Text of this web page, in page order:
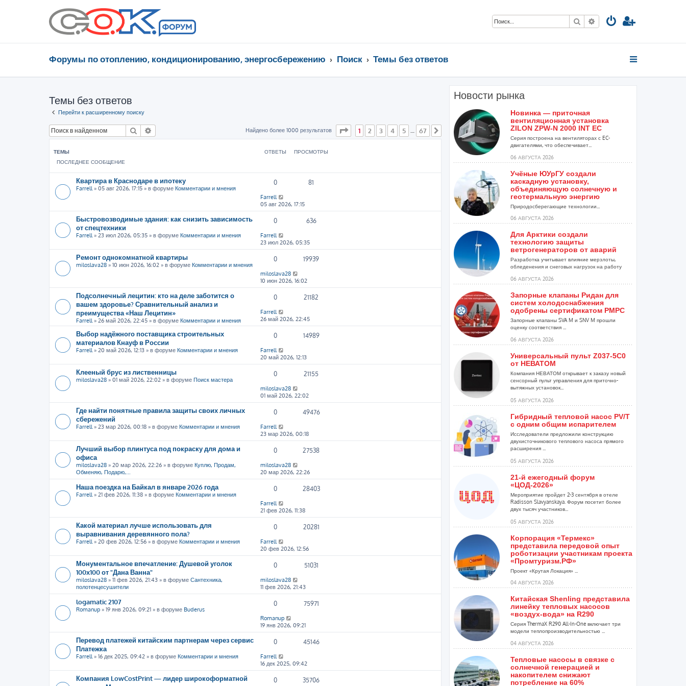
Поиск Расширенный поиск
Форумы по отоплению, кондиционированию, энергосбережению Поиск Темы без ответов
Темы без ответов
Перейти к расширенному поиску
Поиск Найдено более 1000 результатов Страница из 67
1 2 3 4 5 67 След.
ТЕМЫ ОТВЕТЫ
ПРОСМОТРЫ
ПОСЛЕДНЕЕ СООБЩЕНИЕ
Квартира в Краснодаре в ипотеку
Farrell » 05 авг 2026, 17:15 » в форуме Комментарии и мнения
0 81
Farrell
05 авг 2026, 17:15
Быстровозводимые здания: как снизить зависимость
от спецтехники
Farrell » 23 июл 2026, 05:35 » в форуме Комментарии и мнения
0 636
Farrell
23 июл 2026, 05:35
Ремонт однокомнатной квартиры
miloslava28 » 10 июн 2026, 16:02 » в форуме Комментарии и мнения
0 19939
miloslava28
10 июн 2026, 16:02
Подсолнечный лецитин: кто на деле заботится о
вашем здоровье? Сравнительный анализ и
преимущества «Наш Лецитин»
Farrell » 26 май 2026, 22:45 » в форуме Комментарии и мнения
0 21182
Farrell
26 май 2026, 22:45
Выбор надёжного поставщика строительных
материалов Кнауф в России
Farrell » 20 май 2026, 12:13 » в форуме Комментарии и мнения
0 14989
Farrell
20 май 2026, 12:13
Клееный брус из лиственницы
miloslava28 » 01 май 2026, 22:02 » в форуме Поиск мастера
0 21155
miloslava28
01 май 2026, 22:02
Где найти понятные правила защиты своих личных
сбережений
Farrell » 23 мар 2026, 00:18 » в форуме Комментарии и мнения
0 49476
Farrell
23 мар 2026, 00:18
Лучший выбор плинтуса под покраску для дома и
офиса
miloslava28 » 20 мар 2026, 22:26 » в форуме Куплю, Продам,
Обменяю, Подарю,...
0 27538
miloslava28
20 мар 2026, 22:26
Наша поездка на Байкал в январе 2026 года
Farrell » 21 фев 2026, 11:38 » в форуме Комментарии и мнения
0 28403
Farrell
21 фев 2026, 11:38
Какой материал лучше использовать для
выравнивания деревянного пола?
Farrell » 20 фев 2026, 12:56 » в форуме Комментарии и мнения
0 20281
Farrell
20 фев 2026, 12:56
Монументальное впечатление: Душевой уголок
100х100 от "Дана Ванна"
miloslava28 » 11 фев 2026, 21:43 » в форуме Сантехника,
полотенцесушители
0 51031
miloslava28
11 фев 2026, 21:43
logamatic 2107
Romanup » 19 янв 2026, 09:21 » в форуме Buderus
0 75971
Romanup
19 янв 2026, 09:21
Перевод платежей китайским партнерам через сервис
Платежка
Farrell » 16 дек 2025, 09:42 » в форуме Комментарии и мнения
0 45146
Farrell
16 дек 2025, 09:42
Компания LowCostPrint — лидер широкоформатной
0 35706
Новости рынка
Новинка — приточная
вентиляционная установка
ZILON ZPW-N 2000 INT EC
Серия построена на вентиляторах с EC-
двигателями, что обеспечивает...
06 АВГУСТА 2026
Учёные ЮУрГУ создали
каскадную установку,
объединяющую солнечную и
геотермальную энергию
Природосберегающие технологии...
06 АВГУСТА 2026
Для Арктики создали
технологию защиты
ветрогенераторов от аварий
Разработка учитывает влияние мерзлоты,
обледенения и снеговых нагрузок на работу
06 АВГУСТА 2026
Запорные клапаны Ридан для
систем холодоснабжения
одобрены сертификатом РМРС
Запорные клапаны SVA M и SNV M прошли
оценку соответствия ...
06 АВГУСТА 2026
Универсальный пульт Z037-5C0
от НЕВАТОМ
Компания НЕВАТОМ открывает к заказу новый
сенсорный пульт управления для приточно-
вытяжных установок...
05 АВГУСТА 2026
Гибридный тепловой насос PV/T
с одним общим испарителем
Исследователи предложили конструкцию
двухисточникового теплового насоса прямого
расширения ...
05 АВГУСТА 2026
21-й ежегодный форум
«ЦОД-2026»
Мероприятие пройдет 2-3 сентября в отеле
Radisson Slavyanskaya. Форум посетит более
двух тысяч участников...
05 АВГУСТА 2026
Корпорация «Термекс»
представила передовой опыт
роботизации участникам проекта
«Промтуризм.РФ»
Проект «Крутая Локация» ...
04 АВГУСТА 2026
Китайская Shenling представила
линейку тепловых насосов
«воздух-вода» на R290
Серия ThermaX R290 All-In-One включает три
модели теплопроизводительностью ...
04 АВГУСТА 2026
Тепловые насосы в связке с
солнечной генерацией и
накопителем снижают
потребление на 60%